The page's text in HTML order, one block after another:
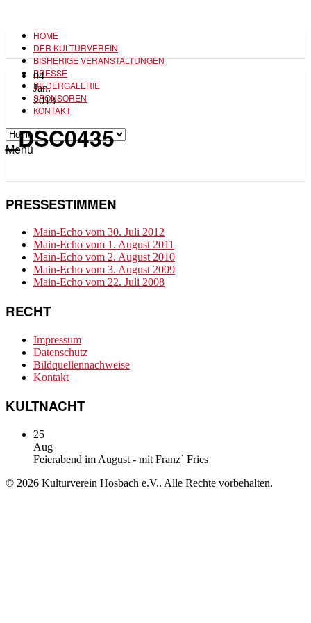
HOME
DER KULTURVEREIN
BISHERIGE VERANSTALTUNGEN
PRESSE
BILDERGALERIE
SPONSOREN
KONTAKT
Menü
04
Jan.
2013
_DSC0435
PRESSESTIMMEN
Main-Echo vom 30. Juli 2012
Main-Echo vom 1. August 2011
Main-Echo vom 2. August 2010
Main-Echo vom 3. August 2009
Main-Echo vom 22. Juli 2008
RECHT
Impressum
Datenschutz
Bildquellennachweise
Kontakt
KULTNACHT
25
Aug
Feierabend im August - mit Franz` Fries
© 2026 Kulturverein Hösbach e.V.. Alle Rechte vorbehalten.